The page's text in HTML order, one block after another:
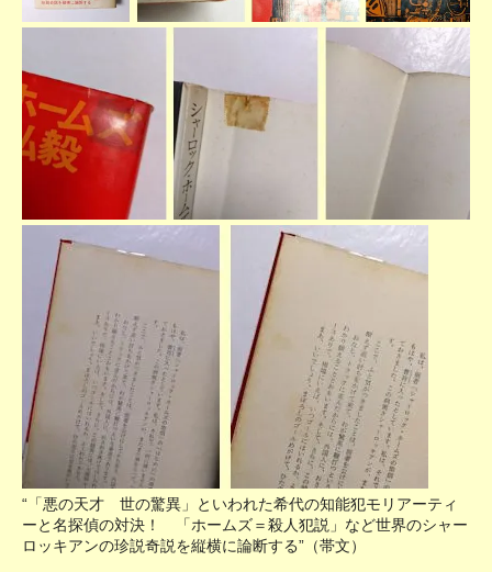
“「悪の天才 世の驚異」といわれた希代の知能犯モリアーティ
ーと名探偵の対決！ 「ホームズ＝殺人犯説」など世界のシャー
ロッキアンの珍説奇説を縦横に論断する”（帯文）